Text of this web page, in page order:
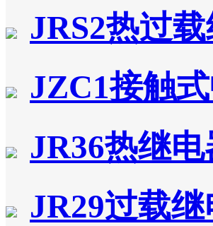
JRS2热过
JZC1接触
JR36热继电
JR29过载